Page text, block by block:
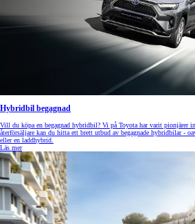
Hybridbil begagnad
Vill du köpa en begagnad hybridbil? Vi på Toyota har varit pionjärer
återförsäljare kan du hitta ett brett utbud av begagnade hybridbilar -
eller en laddhybrid.
Läs mer